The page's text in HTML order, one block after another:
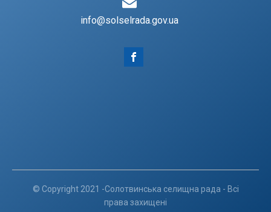
info@solselrada.gov.ua
© Copyright 2021 -Солотвинська селищна рада - Всі
права захищені